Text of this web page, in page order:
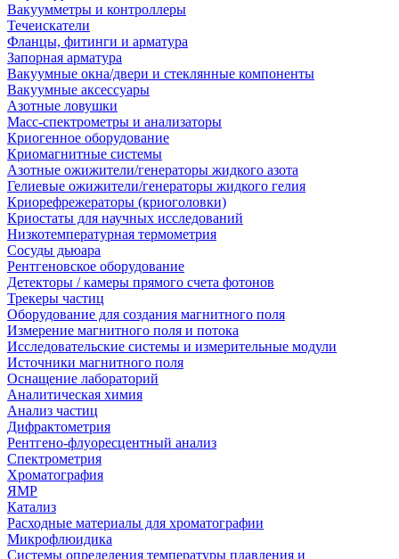
Вакуумметры и контроллеры
Течеискатели
Фланцы, фитинги и арматура
Запорная арматура
Вакуумные окна/двери и стеклянные компоненты
Вакуумные аксессуары
Азотные ловушки
Масс-спектрометры и анализаторы
Криогенное оборудование
Криомагнитные системы
Азотные ожижители/генераторы жидкого азота
Гелиевые ожижители/генераторы жидкого гелия
Криорефрежераторы (криоголовки)
Криостаты для научных исследований
Низкотемпературная термометрия
Сосуды дьюара
Рентгеновское оборудование
Детекторы / камеры прямого счета фотонов
Трекеры частиц
Оборудование для создания магнитного поля
Измерение магнитного поля и потока
Исследовательские системы и измерительные модули
Источники магнитного поля
Оснащение лабораторий
Аналитическая химия
Анализ частиц
Дифрактометрия
Рентгено-флуоресцентный анализ
Спектрометрия
Хроматография
ЯМР
Катализ
Расходные материалы для хроматографии
Микрофлюидика
Системы определения температуры плавления и